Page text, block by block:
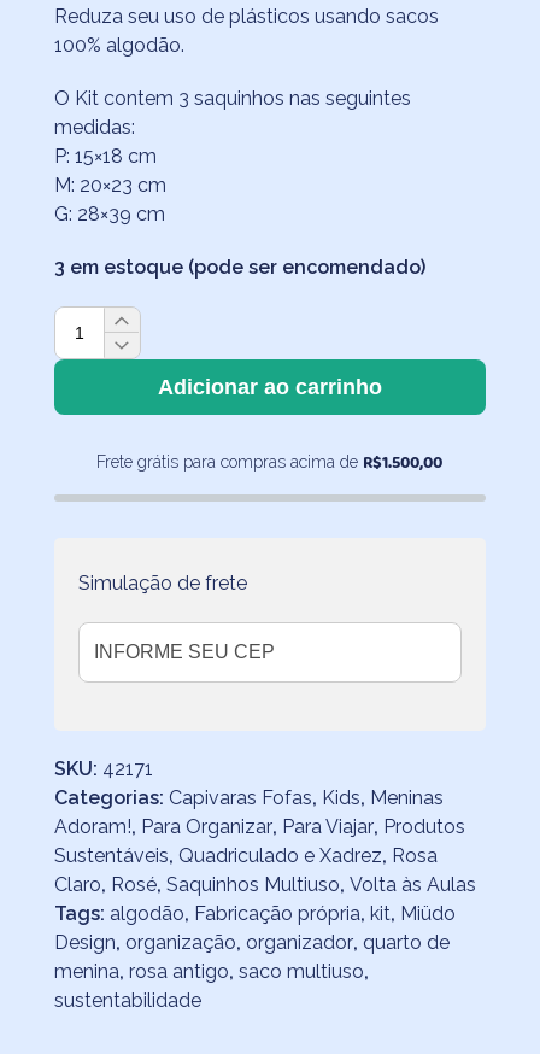
Reduza seu uso de plásticos usando sacos
100% algodão.
O Kit contem 3 saquinhos nas seguintes
medidas:
P: 15×18 cm
M: 20×23 cm
G: 28×39 cm
3 em estoque (pode ser encomendado)
Saco
Organizador
Multiuso
Xadrez
Rosa
Adicionar ao carrinho
Frete grátis para compras acima de R$1.500,00
Simulação de frete
SKU: 42171
Categorias: Capivaras Fofas, Kids, Meninas
Adoram!, Para Organizar, Para Viajar, Produtos
Sustentáveis, Quadriculado e Xadrez, Rosa
Claro, Rosé, Saquinhos Multiuso, Volta às Aulas
Tags: algodão, Fabricação própria, kit, Miüdo
Design, organização, organizador, quarto de
menina, rosa antigo, saco multiuso,
sustentabilidade